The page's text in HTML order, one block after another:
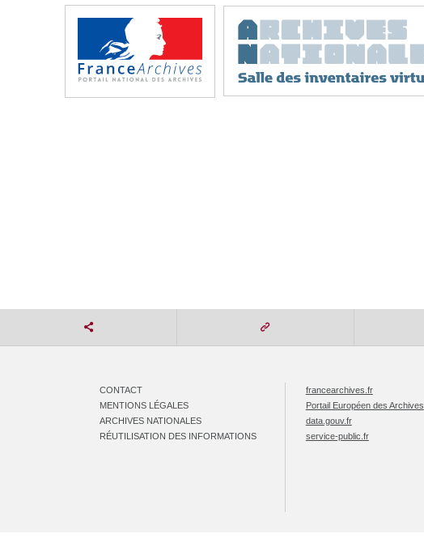
CONTACT
MENTIONS LÉGALES
ARCHIVES NATIONALES
RÉUTILISATION DES INFORMATIONS
francearchives.fr
Portail Européen des Archives
data.gouv.fr
service-public.fr